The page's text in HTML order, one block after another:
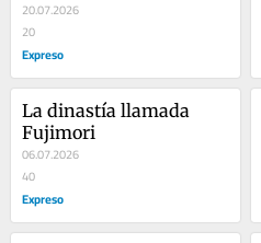
20.07.2026
20
Expreso
La dinastía llamada
Fujimori
06.07.2026
40
Expreso